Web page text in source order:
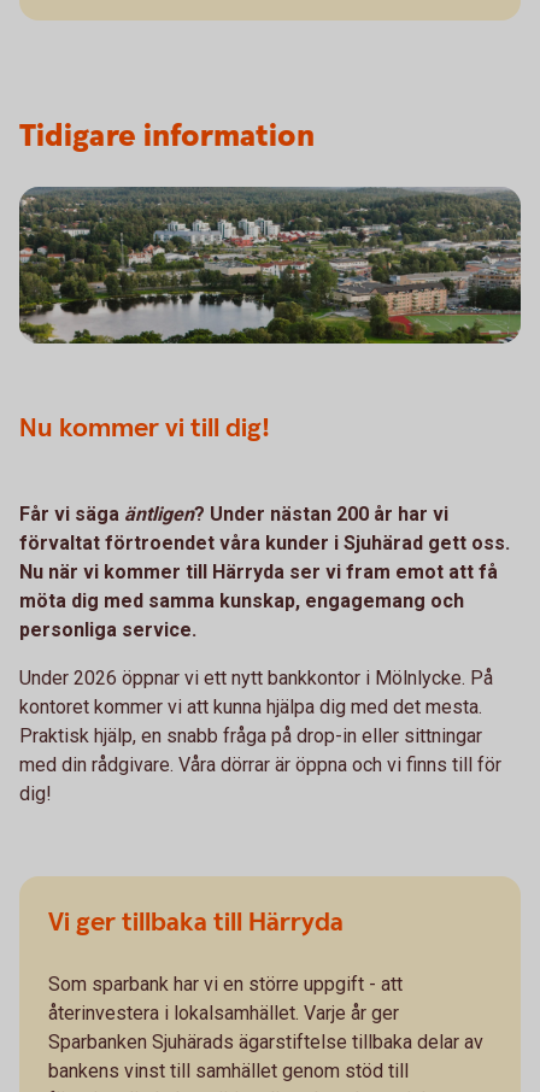
Tidigare information
Nu kommer vi till dig!
Får vi säga äntligen? Under nästan 200 år har vi
förvaltat förtroendet våra kunder i Sjuhärad gett oss.
Nu när vi kommer till Härryda ser vi fram emot att få
möta dig med samma kunskap, engagemang och
personliga service.
Under 2026 öppnar vi ett nytt bankkontor i Mölnlycke. På
kontoret kommer vi att kunna hjälpa dig med det mesta.
Praktisk hjälp, en snabb fråga på drop-in eller sittningar
med din rådgivare. Våra dörrar är öppna och vi finns till för
dig!
Vi ger tillbaka till Härryda
Som sparbank har vi en större uppgift - att
återinvestera i lokalsamhället. Varje år ger
Sparbanken Sjuhärads ägarstiftelse tillbaka delar av
bankens vinst till samhället genom stöd till